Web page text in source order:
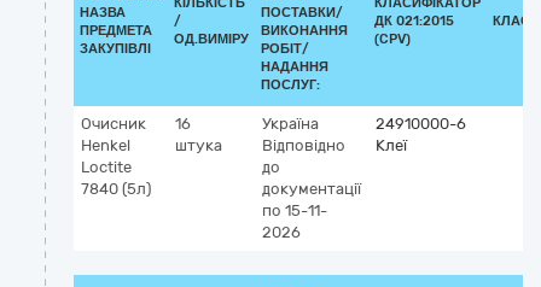
НАЗВА
ПРЕДМЕТА
ЗАКУПІВЛІ
/
ОД.ВИМІРУ
ПОСТАВКИ/
ВИКОНАННЯ
РОБІТ/
НАДАННЯ
ПОСЛУГ:
ДК 021:2015
(CPV)
Очисник
Henkel
Loctite
7840 (5л)
16
штука
Україна
Відповідно
до
документації
по 15-11-
2026
24910000-6
Клеї